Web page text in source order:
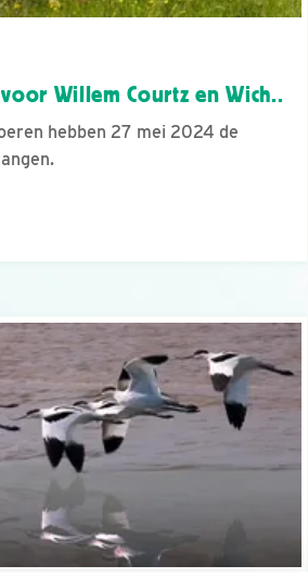
Willem Courtz en Wich..
hebben 27 mei 2024 de